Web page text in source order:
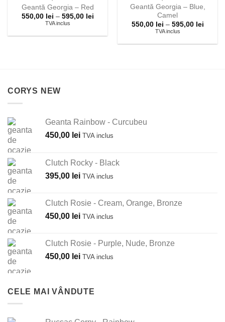
Geantă Georgia – Red
550,00 lei – 595,00 leiInterval
550,00 lei
TVA inclus
Geantă Georgia – Blue,
Camel
550,00 lei – 595,00 lei
TVA inclus
CORYS NEW
Geanta Rainbow - Curcubeu
450,00 lei TVA inclus
Clutch Rocky - Black
395,00 lei TVA inclus
Clutch Rosie - Cream, Orange, Bronze
450,00 lei TVA inclus
Clutch Rosie - Purple, Nude, Bronze
450,00 lei TVA inclus
CELE MAI VÂNDUTE